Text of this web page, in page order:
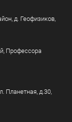
д. Геофизиков,
Профессора
Планетная, д.30,